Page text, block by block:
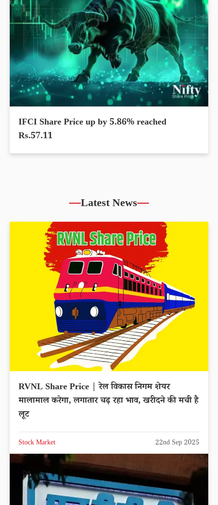
IFCI Share Price up by 5.86% reached
Rs.57.11
Latest News
RVNL Share Price | रेल विकास निगम शेयर
मालामाल करेगा, लगातार चढ़ रहा भाव, खरीदने की मची है
लूट
Stock Market 22nd Sep 2025